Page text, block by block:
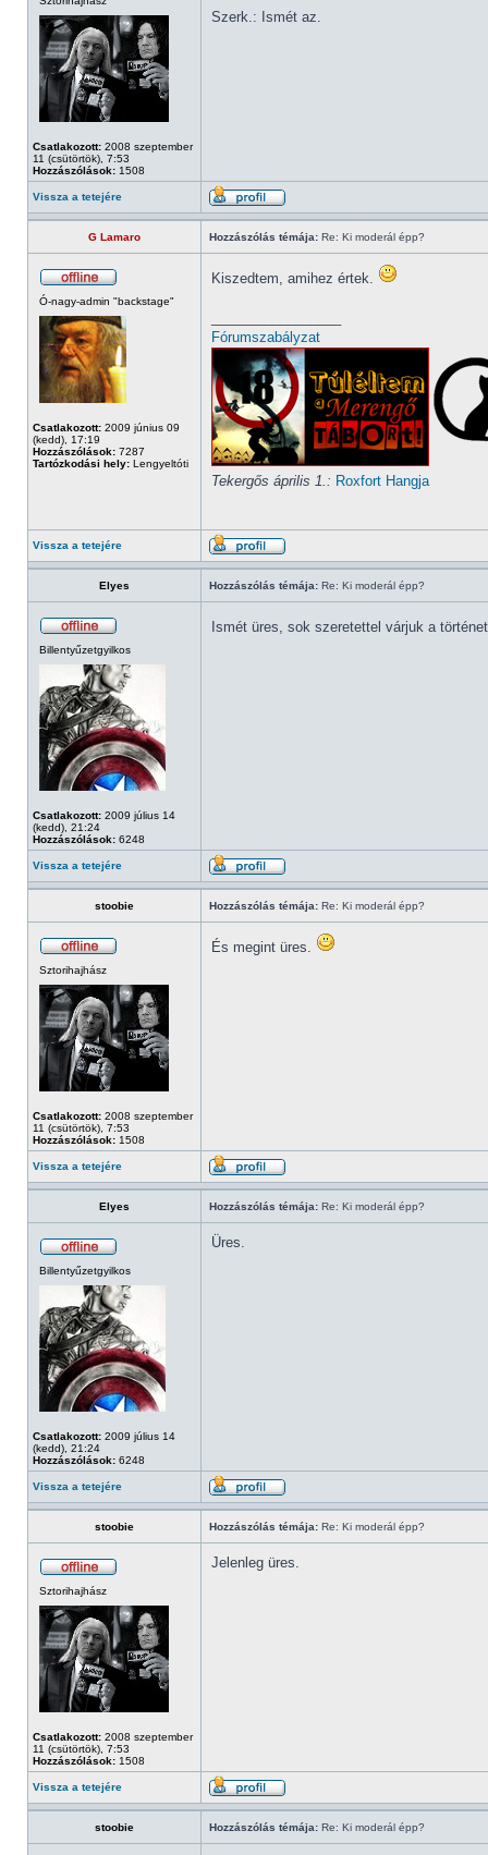
Csatlakozott: 2008 szeptember
11 (csütörtök), 7:53
Hozzászólások: 1508
Szerk.: Ismét az.
Vissza a tetejére
G Lamaro Hozzászólás témája: Re: Ki moderál épp?
Ó-nagy-admin "backstage"
Csatlakozott: 2009 június 09
(kedd), 17:19
Hozzászólások: 7287
Tartózkodási hely: Lengyeltóti
Kiszedtem, amihez értek.
Fórumszabályzat
Tekergős április 1.: Roxfort Hangja
Vissza a tetejére
Elyes Hozzászólás témája: Re: Ki moderál épp?
Billentyűzetgyilkos
Csatlakozott: 2009 július 14
(kedd), 21:24
Hozzászólások: 6248
Ismét üres, sok szeretettel várjuk a
Vissza a tetejére
stoobie Hozzászólás témája: Re: Ki moderál épp?
Sztorihajhász
Csatlakozott: 2008 szeptember
11 (csütörtök), 7:53
Hozzászólások: 1508
És megint üres.
Vissza a tetejére
Elyes Hozzászólás témája: Re: Ki moderál épp?
Billentyűzetgyilkos
Csatlakozott: 2009 július 14
(kedd), 21:24
Hozzászólások: 6248
Üres.
Vissza a tetejére
stoobie Hozzászólás témája: Re: Ki moderál épp?
Sztorihajhász
Csatlakozott: 2008 szeptember
11 (csütörtök), 7:53
Hozzászólások: 1508
Jelenleg üres.
Vissza a tetejére
stoobie Hozzászólás témája: Re: Ki moderál épp?